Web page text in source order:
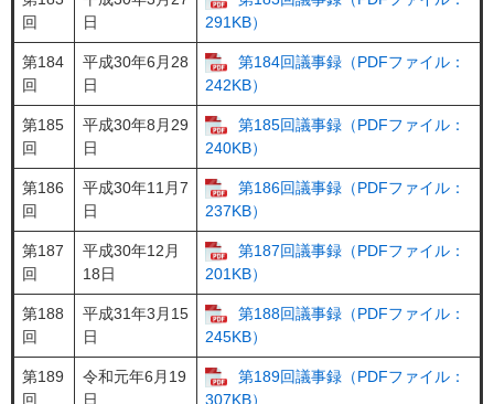
回
日
291KB）
第184
回
平成30年6月28
日
第184回議事録（PDFファイル：
242KB）
第185
回
平成30年8月29
日
第185回議事録（PDFファイル：
240KB）
第186
回
平成30年11月7
日
第186回議事録（PDFファイル：
237KB）
第187
回
平成30年12月
18日
第187回議事録（PDFファイル：
201KB）
第188
回
平成31年3月15
日
第188回議事録（PDFファイル：
245KB）
第189
回
令和元年6月19
日
第189回議事録（PDFファイル：
307KB）